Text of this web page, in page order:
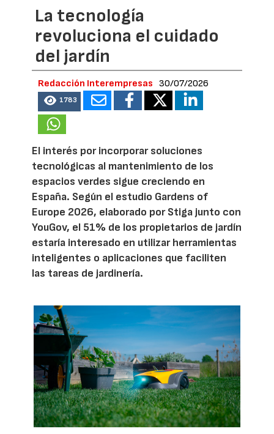
La tecnología
revoluciona el cuidado
del jardín
Redacción Interempresas 30/07/2026
1783
El interés por incorporar soluciones
tecnológicas al mantenimiento de los
espacios verdes sigue creciendo en
España. Según el estudio Gardens of
Europe 2026, elaborado por Stiga junto con
YouGov, el 51% de los propietarios de jardín
estaría interesado en utilizar herramientas
inteligentes o aplicaciones que faciliten
las tareas de jardinería.